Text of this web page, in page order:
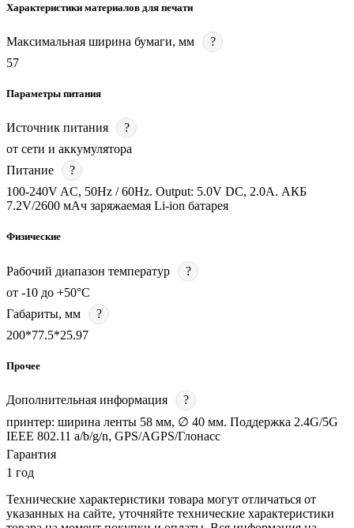
Характеристики материалов для печати
Максимальная ширина бумаги, мм
?
57
Параметры питания
Источник питания
?
от сети и аккумулятора
Питание
?
100-240V AC, 50Hz / 60Hz. Output: 5.0V DC, 2.0A. АКБ
7.2V/2600 мАч заряжаемая Li-ion батарея
Физические
Рабочий диапазон температур
?
от -10 до +50°С
Габариты, мм
?
200*77.5*25.97
Прочее
Дополнительная информация
?
принтер: ширина ленты 58 мм, ∅ 40 мм. Поддержка 2.4G/5G
IEEE 802.11 a/b/g/n, GPS/AGPS/Глонасс
Гарантия
1 год
Технические характеристики товара могут отличаться от
указанных на сайте, уточняйте технические характеристики